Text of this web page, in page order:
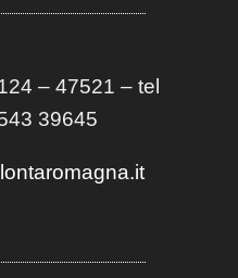
– 47521 – tel
39645